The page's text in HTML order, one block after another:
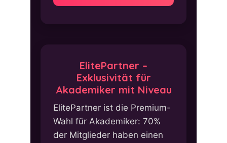
ElitePartner –
Exklusivität für
Akademiker mit Niveau
ElitePartner ist die Premium-
Wahl für Akademiker: 70%
der Mitglieder haben einen